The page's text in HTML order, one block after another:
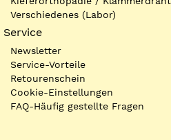
Verschiedenes (Labor)
Service
Newsletter
Service-Vorteile
Retourenschein
Cookie-Einstellungen
FAQ-Häufig gestellte Fragen